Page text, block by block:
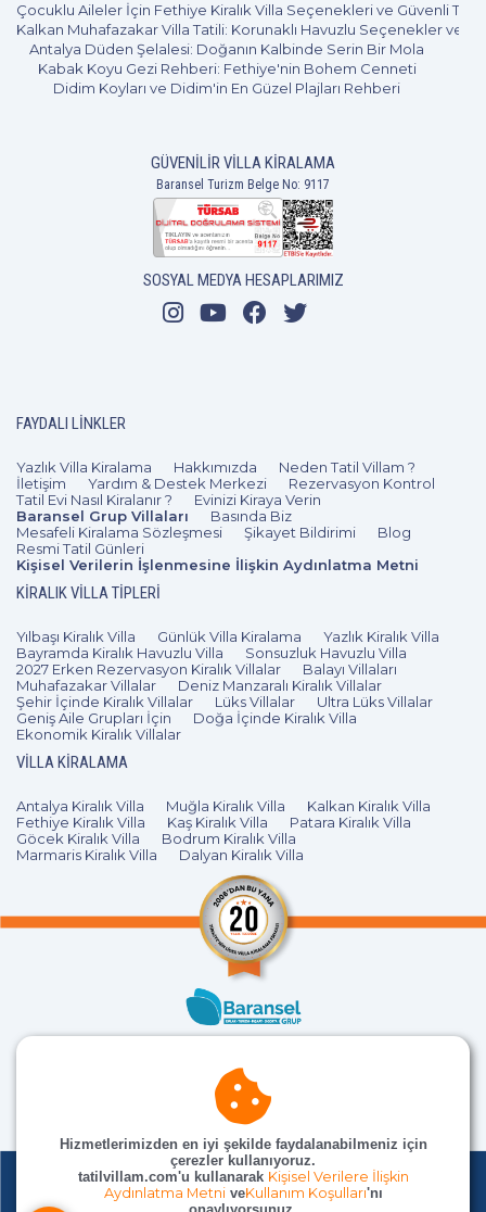
Çocuklu Aileler İçin Fethiye Kiralık Villa Seçenekleri ve Güvenli
Kalkan Muhafazakar Villa Tatili: Korunaklı Havuzlu Seçenekler ve
Antalya Düden Şelalesi: Doğanın Kalbinde Serin Bir Mola
Kabak Koyu Gezi Rehberi: Fethiye'nin Bohem Cenneti
Didim Koyları ve Didim'in En Güzel Plajları Rehberi
GÜVENILIR VILLA KIRALAMA
Baransel Turizm Belge No: 9117
SOSYAL MEDYA HESAPLARIMIZ
FAYDALI LINKLER
Yazlık Villa Kiralama Hakkımızda
Neden Tatil Villam ?
İletişim
Yardım & Destek Merkezi
Rezervasyon Kontrol
Tatil Evi Nasıl Kiralanır ?
Evinizi Kiraya Verin
Baransel Grup Villaları
Basında Biz
Mesafeli Kiralama Sözleşmesi
Şikayet Bildirimi
Blog
Resmi Tatil Günleri
Kişisel Verilerin İşlenmesine İlişkin Aydınlatma Metni
KIRALIK VILLA TIPLERI
Yılbaşı Kiralık Villa Günlük Villa Kiralama
Yazlık Kiralık Villa
Bayramda Kiralık Havuzlu Villa
Sonsuzluk Havuzlu Villa
2027 Erken Rezervasyon Kiralık Villalar
Balayı Villaları
Muhafazakar Villalar
Deniz Manzaralı Kiralık Villalar
Şehir İçinde Kiralık Villalar
Lüks Villalar
Ultra Lüks Villalar
Geniş Aile Grupları İçin
Doğa İçinde Kiralık Villa
Ekonomik Kiralık Villalar
VILLA KIRALAMA
Antalya Kiralık Villa Muğla Kiralık Villa
Kalkan Kiralık Villa
Fethiye Kiralık Villa
Kaş Kiralık Villa
Patara Kiralık Villa
Göcek Kiralık Villa
Bodrum Kiralık Villa
Marmaris Kiralık Villa
Dalyan Kiralık Villa
Hizmetlerimizden en iyi şekilde faydalanabilmeniz için
çerezler kullanıyoruz.
tatilvillam.com'u kullanarak Kişisel Verilere İlişkin
Aydınlatma MetniveKullanım Koşulları'nı